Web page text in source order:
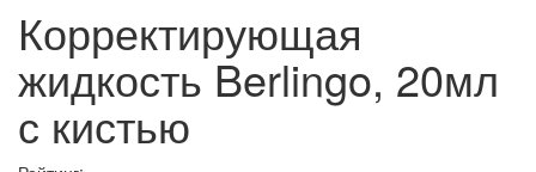
Корректирующая
жидкость Berlingo, 20мл
с кистью